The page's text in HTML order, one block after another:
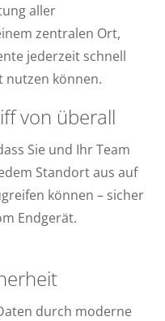
aller
zentralen Ort,
jederzeit schnell
nutzen können.
von überall
Sie und Ihr Team
Standort aus auf
können – sicher
Endgerät.
durch moderne